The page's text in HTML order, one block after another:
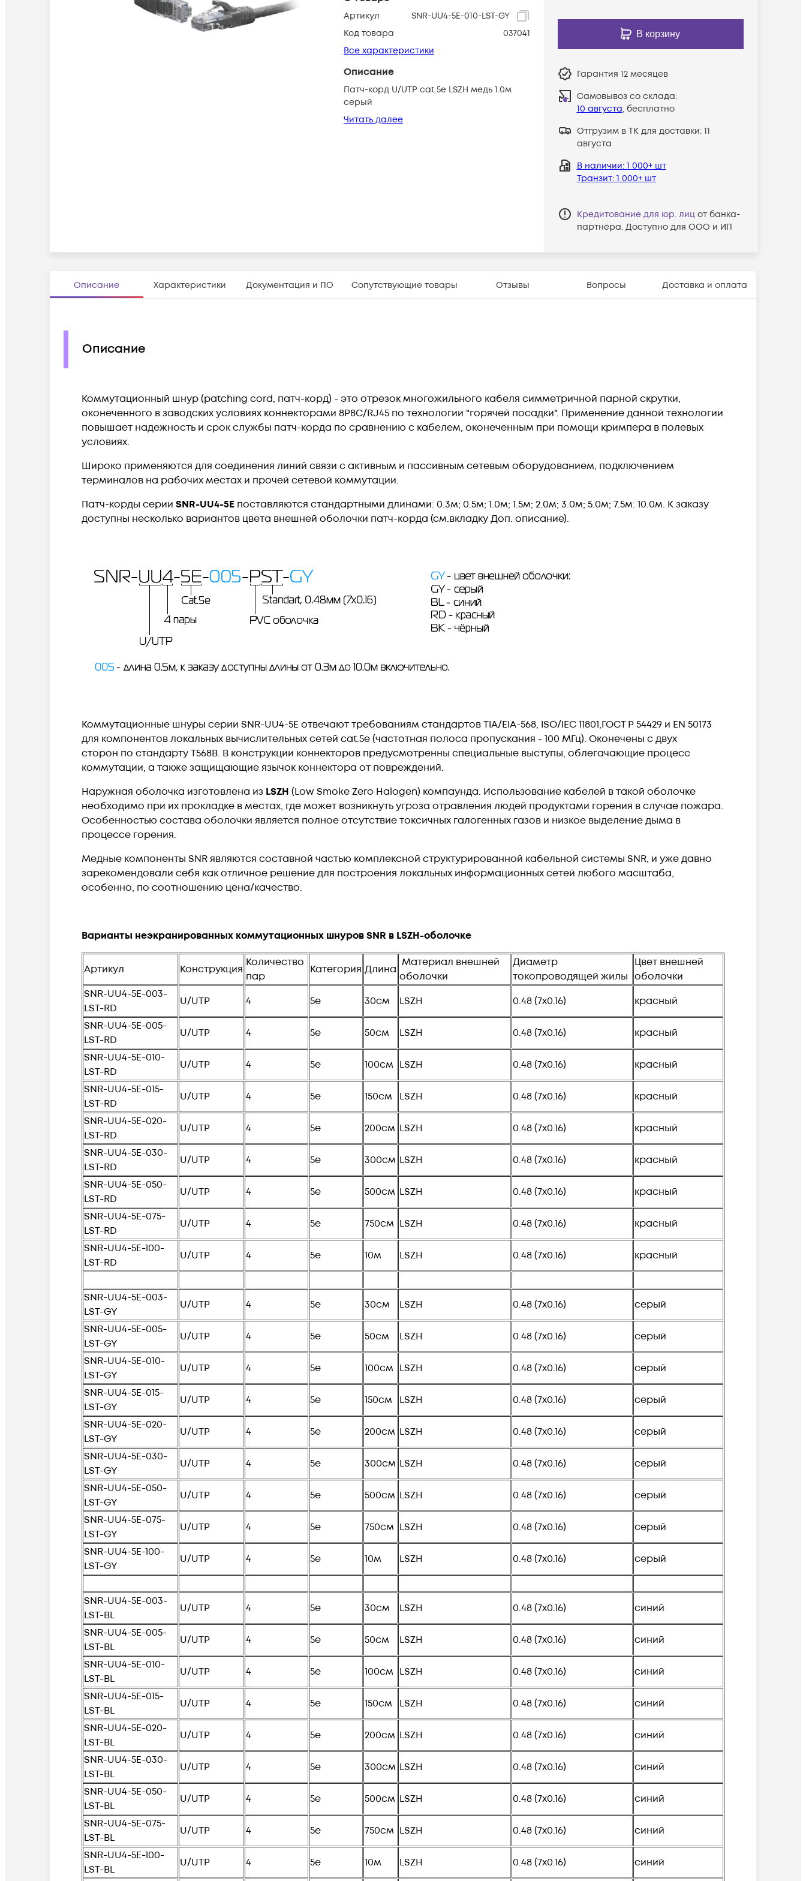
Артикул
SNR-UU4-5E-010-LST-GY
Код товара
037041
Все характеристики
Описание
Патч-корд U/UTP cat.5e LSZH медь 1.0м
серый
Читать далее
В корзину
Гарантия 12 месяцев
Самовывоз со склада:
10 августа, бесплатно
Отгрузим в ТК для доставки: 11
августа
В наличии: 1 000+ шт
Транзит: 1 000+ шт
Кредитование для юр. лиц от банка-
партнёра. Доступно для ООО и ИП
Описание Характеристики Документация и ПО Сопутствующие товары Отзывы Вопросы Доставка и оплата
Описание
Коммутационный шнур (patching cord, патч-корд) - это отрезок многожильного кабеля симметричной парной скрутки,
оконеченного в заводских условиях коннекторами 8P8C/RJ45 по технологии "горячей посадки". Применение данной технологии
повышает надежность и срок службы патч-корда по сравнению с кабелем, оконеченным при помощи кримпера в полевых
условиях.
Широко применяются для соединения линий связи с активным и пассивным сетевым оборудованием, подключением
терминалов на рабочих местах и прочей сетевой коммутации.
Патч-корды серии SNR-UU4-5E поставляются стандартными длинами: 0.3м; 0.5м; 1.0м; 1.5м; 2.0м; 3.0м; 5.0м; 7.5м: 10.0м. К заказу
доступны несколько вариантов цвета внешней оболочки патч-корда (см.вкладку Доп. описание).
Коммутационные шнуры серии SNR-UU4-5E отвечают требованиям стандартов TIA/EIA-568, ISO/IEC 11801,ГОСТ Р 54429 и EN 50173
для компонентов локальных вычислительных сетей cat.5e (частотная полоса пропускания - 100 МГц). Оконечены с двух
сторон по стандарту T568B. В конструкции коннекторов предусмотренны специальные выступы, облегачающие процесс
коммутации, а также защищающие язычок коннектора от повреждений.
Наружная оболочка изготовлена из LSZH (Low Smoke Zero Halogen) компаунда. Использование кабелей в такой оболочке
необходимо при их прокладке в местах, где может возникнуть угроза отравления людей продуктами горения в случае пожара.
Особенностью состава оболочки является полное отсутствие токсичных галогенных газов и низкое выделение дыма в
процессе горения.
Медные компоненты SNR являются составной частью комплексной структурированной кабельной системы SNR, и уже давно
зарекомендовали себя как отличное решение для построения локальных информационных сетей любого масштаба,
особенно, по соотношению цена/качество.
Варианты неэкранированных коммутационных шнуров SNR в LSZH-оболочке
Артикул Конструкция
Количество
пар
Категория Длина
Материал внешней
оболочки
Диаметр
токопроводящей жилы
Цвет внешней
оболочки
SNR-UU4-5E-003-
LST-RD
U/UTP 4 5e 30см LSZH 0.48 (7х0.16)
красный
SNR-UU4-5E-005-
LST-RD
U/UTP 4 5e 50см LSZH 0.48 (7х0.16)
красный
SNR-UU4-5E-010-
LST-RD
U/UTP 4 5e 100см LSZH 0.48 (7х0.16)
красный
SNR-UU4-5E-015-
LST-RD
U/UTP 4 5e 150см LSZH 0.48 (7х0.16)
красный
SNR-UU4-5E-020-
LST-RD
U/UTP 4 5e 200см LSZH 0.48 (7х0.16)
красный
SNR-UU4-5E-030-
LST-RD
U/UTP 4 5e 300см LSZH 0.48 (7х0.16)
красный
SNR-UU4-5E-050-
LST-RD
U/UTP 4 5e 500см LSZH 0.48 (7х0.16)
красный
SNR-UU4-5E-075-
LST-RD
U/UTP 4 5e 750см LSZH 0.48 (7х0.16)
красный
SNR-UU4-5E-100-
LST-RD
U/UTP 4 5e 10м LSZH 0.48 (7х0.16) красный
SNR-UU4-5E-003-
LST-GY
U/UTP 4 5e 30см LSZH 0.48 (7х0.16)
серый
SNR-UU4-5E-005-
LST-GY
U/UTP 4 5e 50см LSZH 0.48 (7х0.16)
серый
SNR-UU4-5E-010-
LST-GY
U/UTP 4 5e 100см LSZH 0.48 (7х0.16)
серый
SNR-UU4-5E-015-
LST-GY
U/UTP 4 5e 150см LSZH 0.48 (7х0.16)
серый
SNR-UU4-5E-020-
LST-GY
U/UTP 4 5e 200см LSZH 0.48 (7х0.16)
серый
SNR-UU4-5E-030-
LST-GY
U/UTP 4 5e 300см LSZH 0.48 (7х0.16)
серый
SNR-UU4-5E-050-
LST-GY
U/UTP 4 5e 500см LSZH 0.48 (7х0.16)
серый
SNR-UU4-5E-075-
LST-GY
U/UTP 4 5e 750см LSZH 0.48 (7х0.16)
серый
SNR-UU4-5E-100-
LST-GY
U/UTP 4 5e 10м LSZH 0.48 (7х0.16) серый
SNR-UU4-5E-003-
LST-BL
U/UTP 4 5e 30см LSZH 0.48 (7х0.16)
синий
SNR-UU4-5E-005-
LST-BL
U/UTP 4 5e 50см LSZH 0.48 (7х0.16)
синий
SNR-UU4-5E-010-
LST-BL
U/UTP 4 5e 100см LSZH 0.48 (7х0.16)
синий
SNR-UU4-5E-015-
LST-BL
U/UTP 4 5e 150см LSZH 0.48 (7х0.16)
синий
SNR-UU4-5E-020-
LST-BL
U/UTP 4 5e 200см LSZH 0.48 (7х0.16)
синий
SNR-UU4-5E-030-
LST-BL
U/UTP 4 5e 300см LSZH 0.48 (7х0.16)
синий
SNR-UU4-5E-050-
LST-BL
U/UTP 4 5e 500см LSZH 0.48 (7х0.16)
синий
SNR-UU4-5E-075-
LST-BL
U/UTP 4 5e 750см LSZH 0.48 (7х0.16)
синий
SNR-UU4-5E-100-
LST-BL
U/UTP 4 5e 10м LSZH 0.48 (7х0.16) синий